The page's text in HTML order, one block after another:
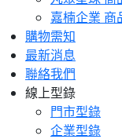
嘉楠企業 商
購物需知
最新消息
聯絡我們
線上型錄
門市型錄
企業型錄